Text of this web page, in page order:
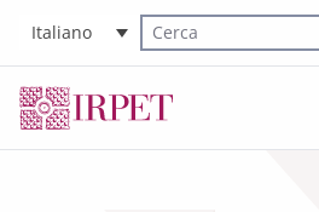
Italiano
Cerca nel sito